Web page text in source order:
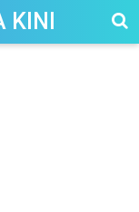
KINI